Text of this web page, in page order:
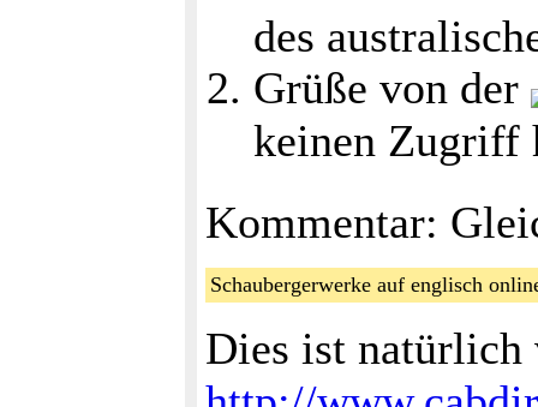
des
Grüße von der
keinen Zugriff
Kommentar:
Schaubergerwerke auf englisch
Dies ist natürlich